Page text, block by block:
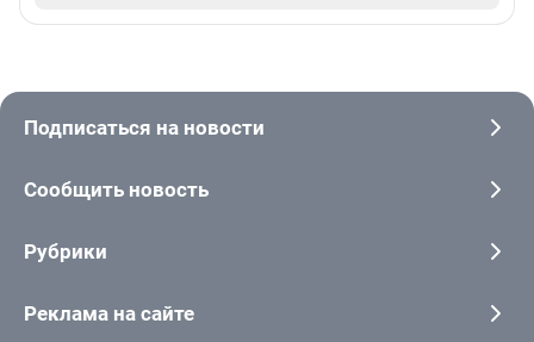
Подписаться на новости
Сообщить новость
Рубрики
Реклама на сайте